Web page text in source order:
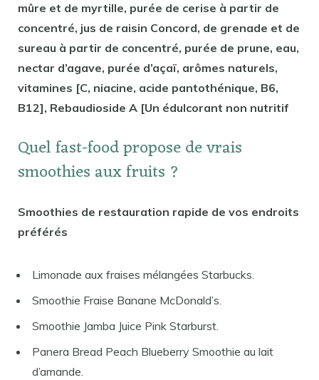
mûre et de myrtille, purée de cerise à partir de
concentré, jus de raisin Concord, de grenade et de
sureau à partir de concentré, purée de prune, eau,
nectar d’agave, purée d’açaï, arômes naturels,
vitamines [C, niacine, acide pantothénique, B6,
B12], Rebaudioside A [Un édulcorant non nutritif
Quel fast-food propose de vrais
smoothies aux fruits ?
Smoothies de restauration rapide de vos endroits
préférés
Limonade aux fraises mélangées Starbucks.
Smoothie Fraise Banane McDonald’s.
Smoothie Jamba Juice Pink Starburst.
Panera Bread Peach Blueberry Smoothie au lait
d’amande.